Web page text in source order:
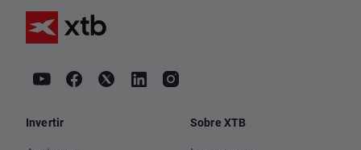
Invertir Sobre XTB